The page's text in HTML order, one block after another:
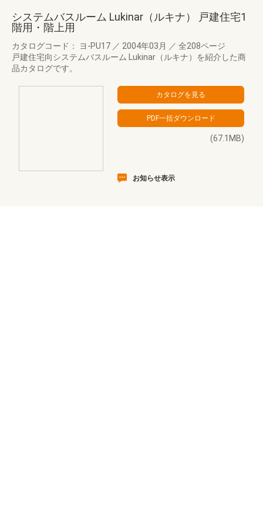
システムバスルーム Lukinar（ルキナ） 戸建住宅1
階用・階上用
カタログコード： ヨ-PU17 ／ 2004年03月 ／ 全208ページ
戸建住宅向システムバスルーム Lukinar（ルキナ）を紹介した商
品カタログです。
(67.1MB)
お知らせ表示